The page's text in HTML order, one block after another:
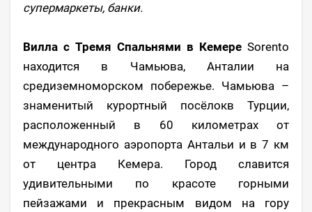
супермаркеты, банки.
Вилла с Тремя Спальнями в КемереSorento
находится в Чамьюва, Анталии на
средиземноморском побережье. Чамьюва –
знаменитый курортный посёлокв Турции,
расположенный в 60 километрах от
международного аэропорта Антальи и в 7 км
от центра Кемера. Город славится
удивительными по красоте горными
пейзажами и прекрасным видом на гору